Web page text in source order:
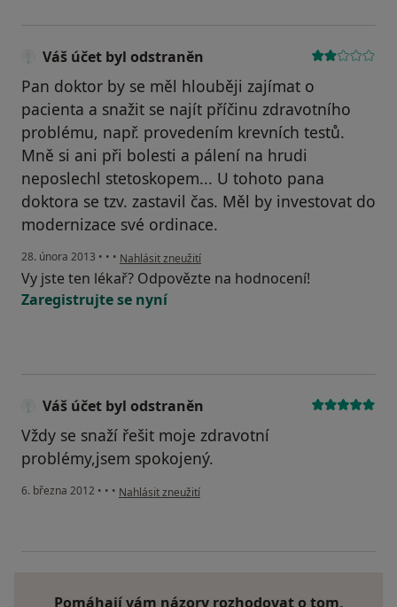
Váš účet byl odstraněn
Pan doktor by se měl hlouběji zajímat o
pacienta a snažit se najít příčinu zdravotního
problému, např. provedením krevních testů.
Mně si ani při bolesti a pálení na hrudi
neposlechl stetoskopem... U tohoto pana
doktora se tzv. zastavil čas. Měl by investovat do
modernizace své ordinace.
28. února 2013 • • • podle názoru uživatele Váš účet byl odstraněn
Nahlásit zneužití
Vy jste ten lékař? Odpovězte na hodnocení!
Zaregistrujte se nyní
Váš účet byl odstraněn
Vždy se snaží řešit moje zdravotní
problémy,jsem spokojený.
6. března 2012 • • • podle názoru uživatele Váš účet byl odstraněn
Nahlásit zneužití
Pomáhají vám názory rozhodovat o tom,